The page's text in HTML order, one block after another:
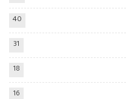
40
31
18
16